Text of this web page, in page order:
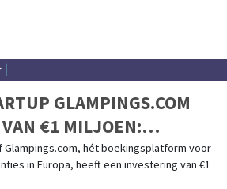
GLAMPINGS.COM
€1 MILJOEN:
O.A. KNAB / ALBELLI
SNELGROEIEND
hét boekingsplatform voor
in Europa, heeft een investering van €1